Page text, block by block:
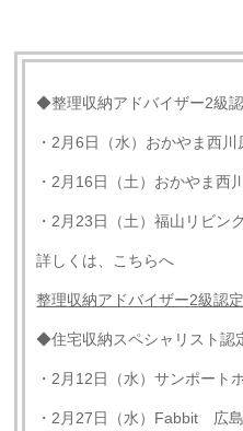
◆整理収納アドバイザー2級
・2月6日（水）おかやま西川
・2月16日（土）おかやま西
・2月23日（土）福山リビン
詳しくは、こちらへ
整理収納アドバイザー2級認
◆住宅収納スペシャリスト認
・2月12日（水）サンポート
・2月27日（水）Fabbit 広